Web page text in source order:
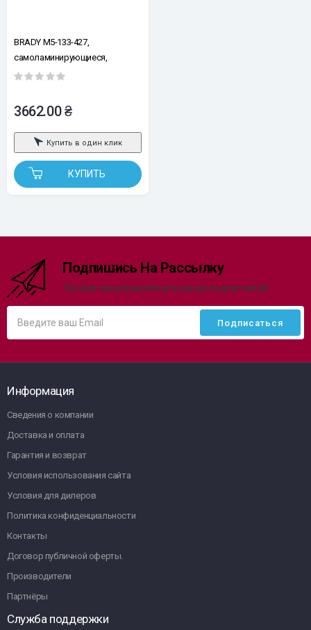
BRADY M5-133-427,
самоламинирующиеся,
вырубные, для Ø2,7-5,1мм, 140
для принтеров этикеток BRADY
M510 BMP51 BMP53 M511
3662.00 ₴
КУПИТЬ
Купить в один клик
Подпишись На Рассылку
Лучшие предложения для наших подписчиков!
Информация
Сведения о компании
Доставка и оплата
Гарантия и возврат
Условия использования сайта
Условия для дилеров
Политика конфиденциальности
Контакты
Договор публичной оферты.
Производители
Партнёры
Служба поддержки